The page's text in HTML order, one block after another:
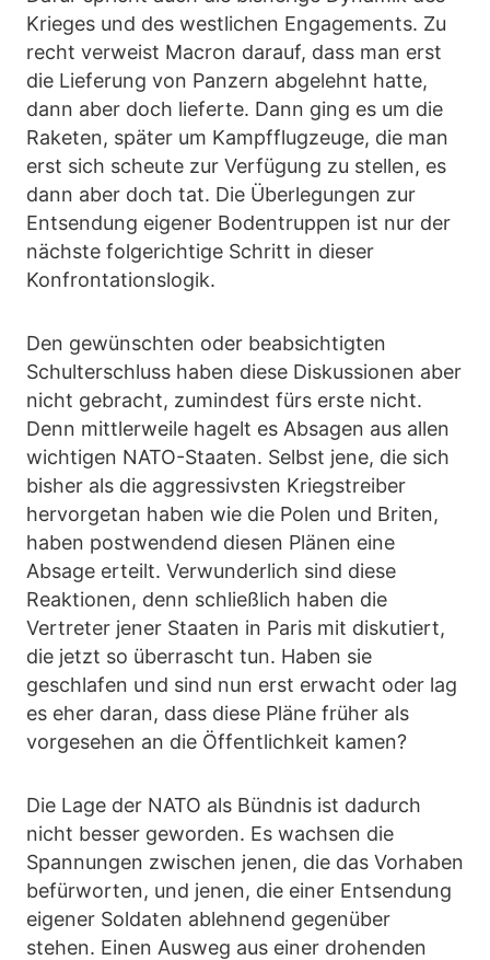
Krieges und des westlichen Engagements. Zu
recht verweist Macron darauf, dass man erst
die Lieferung von Panzern abgelehnt hatte,
dann aber doch lieferte. Dann ging es um die
Raketen, später um Kampfflugzeuge, die man
erst sich scheute zur Verfügung zu stellen, es
dann aber doch tat. Die Überlegungen zur
Entsendung eigener Bodentruppen ist nur der
nächste folgerichtige Schritt in dieser
Konfrontationslogik.
Den gewünschten oder beabsichtigten
Schulterschluss haben diese Diskussionen aber
nicht gebracht, zumindest fürs erste nicht.
Denn mittlerweile hagelt es Absagen aus allen
wichtigen NATO-Staaten. Selbst jene, die sich
bisher als die aggressivsten Kriegstreiber
hervorgetan haben wie die Polen und Briten,
haben postwendend diesen Plänen eine
Absage erteilt. Verwunderlich sind diese
Reaktionen, denn schließlich haben die
Vertreter jener Staaten in Paris mit diskutiert,
die jetzt so überrascht tun. Haben sie
geschlafen und sind nun erst erwacht oder lag
es eher daran, dass diese Pläne früher als
vorgesehen an die Öffentlichkeit kamen?
Die Lage der NATO als Bündnis ist dadurch
nicht besser geworden. Es wachsen die
Spannungen zwischen jenen, die das Vorhaben
befürworten, und jenen, die einer Entsendung
eigener Soldaten ablehnend gegenüber
stehen. Einen Ausweg aus einer drohenden